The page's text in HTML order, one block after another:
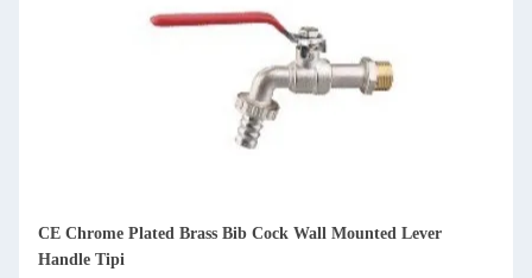
CE Chrome Plated Brass Bib Cock Wall Mounted Lever
Handle Tipi